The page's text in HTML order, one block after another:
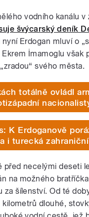
vodního kanálu v
švýcarský deník
Erdogan mluví o
İmamoglu však
svého města.
totálně ovládl
K Erdoganově
i turecká
před necelými deseti
na možného bratříčka
za šílenství. Od té
dlouhé,